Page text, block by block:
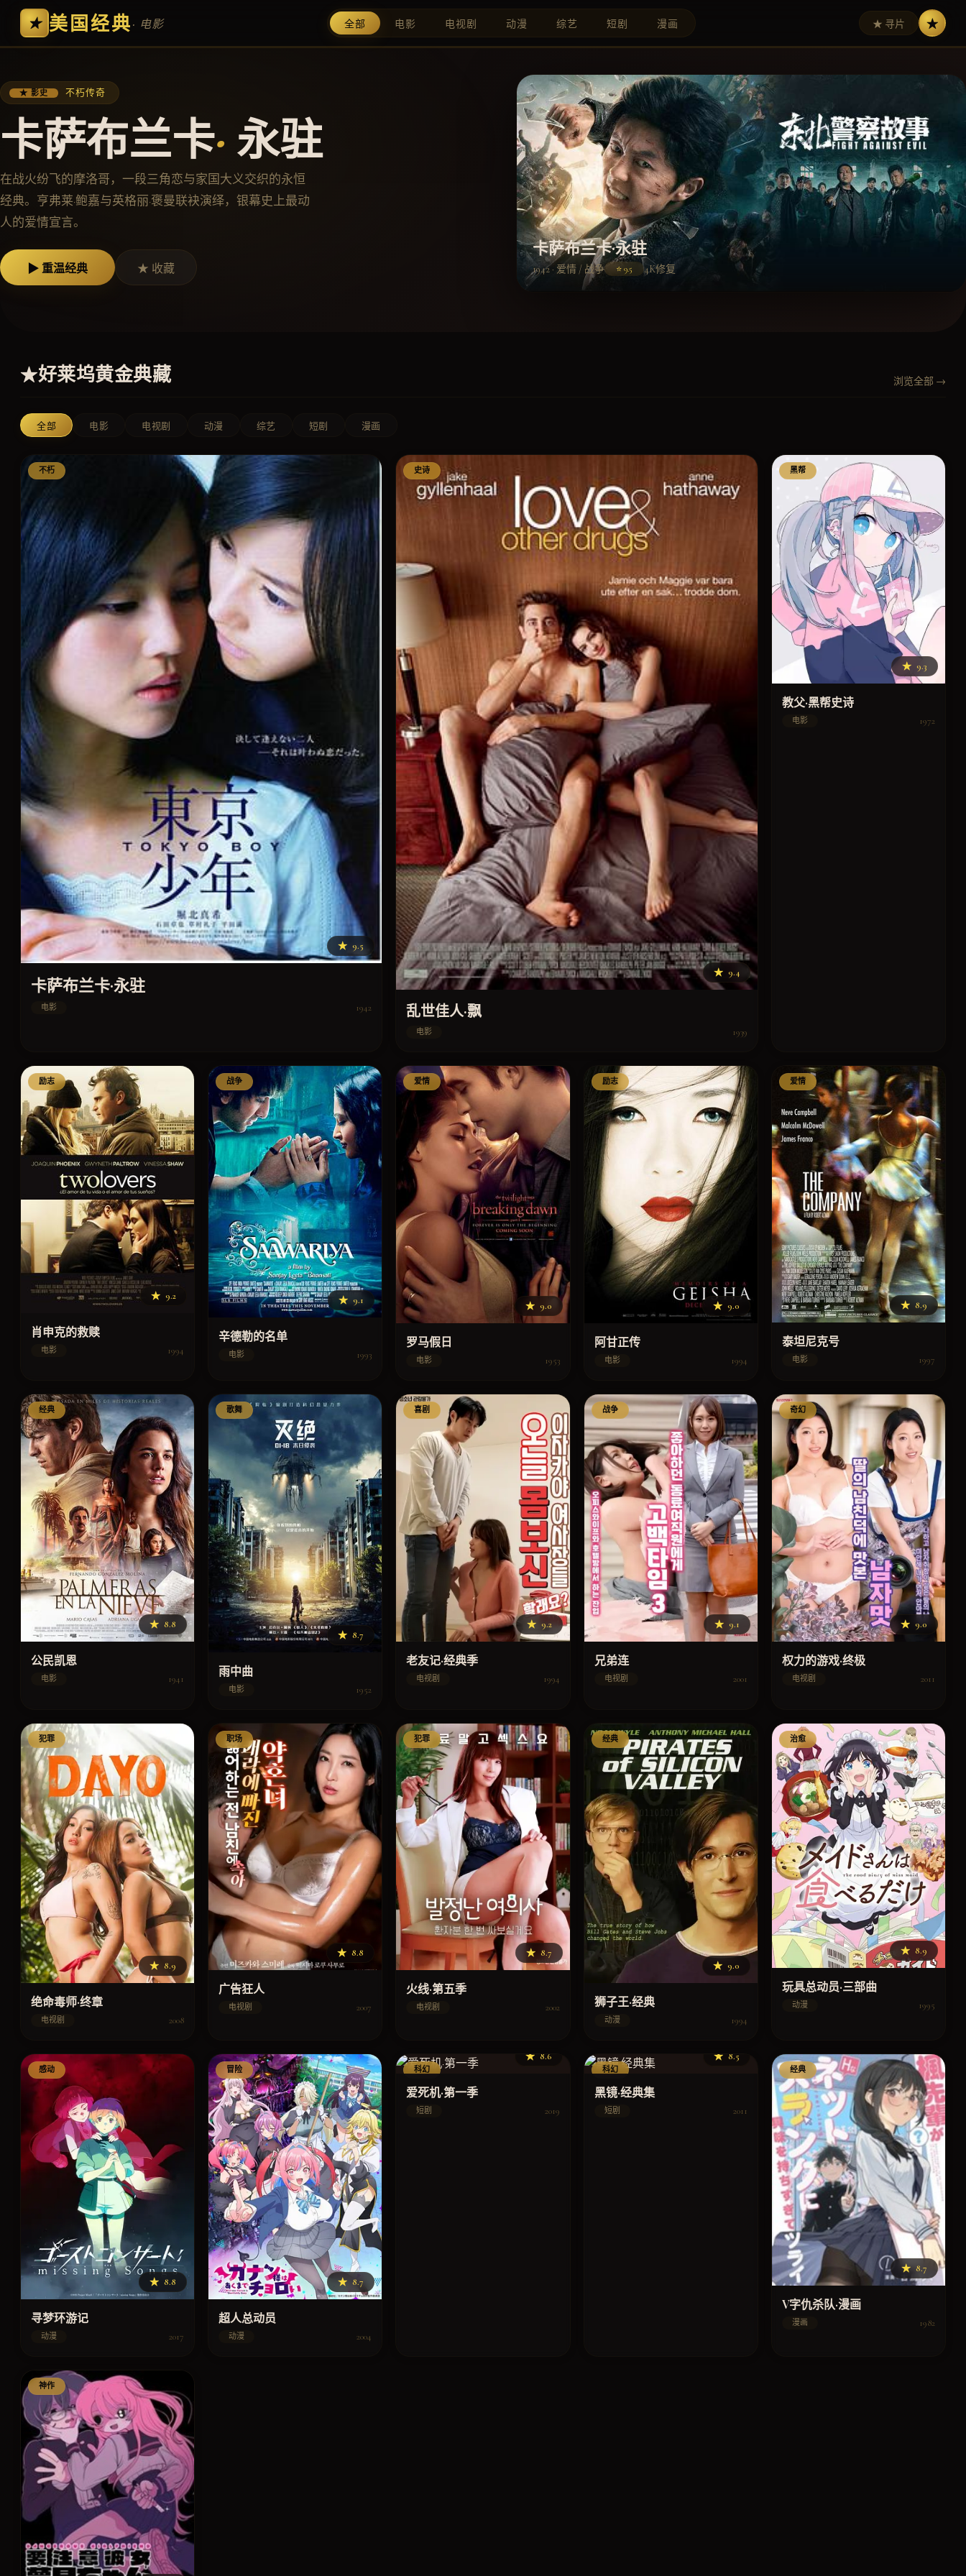
★ 美国经典· 电影 全部 电影 电视剧 动漫 综艺 短剧 漫画 ★ 寻片 ★
★ 影史 不朽传奇
卡萨布兰卡· 永驻
在战火纷飞的摩洛哥，一段三角恋与家国大义交织的永恒
经典。亨弗莱·鲍嘉与英格丽·褒曼联袂演绎，银幕史上最动
人的爱情宣言。
▶ 重温经典 ★ 收藏
卡萨布兰卡·永驻
1942 · 爱情 / 战争 ⭐ 9.5 4K修复
★好莱坞黄金典藏 浏览全部 →
全部 电影 电视剧 动漫 综艺 短剧 漫画
不朽
★ 9.5
卡萨布兰卡·永驻
电影 1942
史诗
★ 9.4
乱世佳人·飘
电影 1939
黑帮
★ 9.3
教父·黑帮史诗
电影 1972
励志
★ 9.2
肖申克的救赎
电影 1994
战争
★ 9.1
辛德勒的名单
电影 1993
爱情
★ 9.0
罗马假日
电影 1953
励志
★ 9.0
阿甘正传
电影 1994
爱情
★ 8.9
泰坦尼克号
电影 1997
经典
★ 8.8
公民凯恩
电影 1941
歌舞
★ 8.7
雨中曲
电影 1952
喜剧
★ 9.2
老友记·经典季
电视剧 1994
战争
★ 9.1
兄弟连
电视剧 2001
奇幻
★ 9.0
权力的游戏·终极
电视剧 2011
犯罪
★ 8.9
绝命毒师·终章
电视剧 2008
职场
★ 8.8
广告狂人
电视剧 2007
犯罪
★ 8.7
火线·第五季
电视剧 2002
经典
★ 9.0
狮子王·经典
动漫 1994
治愈
★ 8.9
玩具总动员·三部曲
动漫 1995
感动
★ 8.8
寻梦环游记
动漫 2017
冒险
★ 8.7
超人总动员
动漫 2004
科幻
★ 8.6
爱死机·第一季
短剧 2019
科幻
★ 8.5
黑镜·经典集
短剧 2011
经典
★ 8.7
V字仇杀队·漫画
漫画 1982
神作